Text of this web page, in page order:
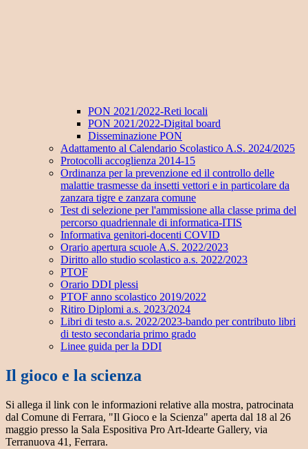
PON 2021/2022-Reti locali
PON 2021/2022-Digital board
Disseminazione PON
Adattamento al Calendario Scolastico A.S. 2024/2025
Protocolli accoglienza 2014-15
Ordinanza per la prevenzione ed il controllo delle
malattie trasmesse da insetti vettori e in particolare da
zanzara tigre e zanzara comune
Test di selezione per l'ammissione alla classe prima del
percorso quadriennale di informatica-ITIS
Informativa genitori-docenti COVID
Orario apertura scuole A.S. 2022/2023
Diritto allo studio scolastico a.s. 2022/2023
PTOF
Orario DDI plessi
PTOF anno scolastico 2019/2022
Ritiro Diplomi a.s. 2023/2024
Libri di testo a.s. 2022/2023-bando per contributo libri
di testo secondaria primo grado
Linee guida per la DDI
Il gioco e la scienza
Si allega il link con le informazioni relative alla mostra, patrocinata
dal Comune di Ferrara, "Il Gioco e la Scienza" aperta dal 18 al 26
maggio presso la Sala Espositiva Pro Art-Idearte Gallery, via
Terranuova 41, Ferrara.